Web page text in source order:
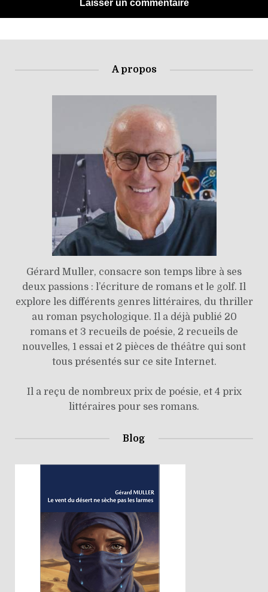
A propos
Gérard Muller, consacre son temps libre à ses
deux passions : l’écriture de romans et le golf. Il
explore les différents genres littéraires, du thriller
au roman psychologique. Il a déjà publié 20
romans et 3 recueils de poésie, 2 recueils de
nouvelles, 1 essai et 2 pièces de théâtre qui sont
tous présentés sur ce site Internet.
Il a reçu de nombreux prix de poésie, et 4 prix
littéraires pour ses romans.
Blog